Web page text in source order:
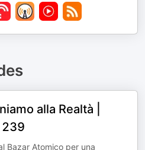
alla Realtà |
239
Bazar Atomico per una